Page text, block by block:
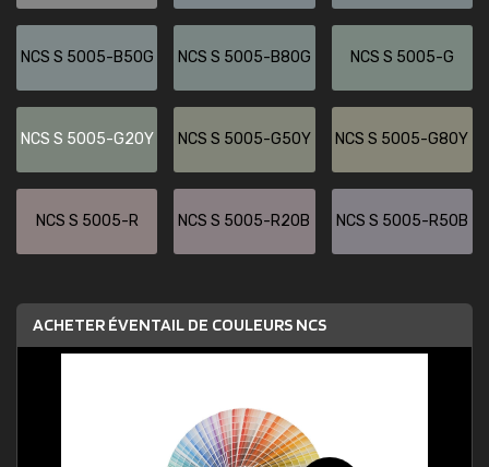
NCS S 5005-B50G NCS S 5005-B80G NCS S 5005-G
NCS S 5005-G20Y NCS S 5005-G50Y NCS S 5005-G80Y
NCS S 5005-R NCS S 5005-R20B NCS S 5005-R50B
ACHETER ÉVENTAIL DE COULEURS NCS